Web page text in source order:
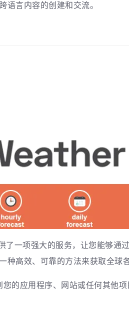
言内容的创建和交流。
一项强大的服务，让您能够通
高效、可靠的方法来获取全球
的应用程序、网站或任何其他